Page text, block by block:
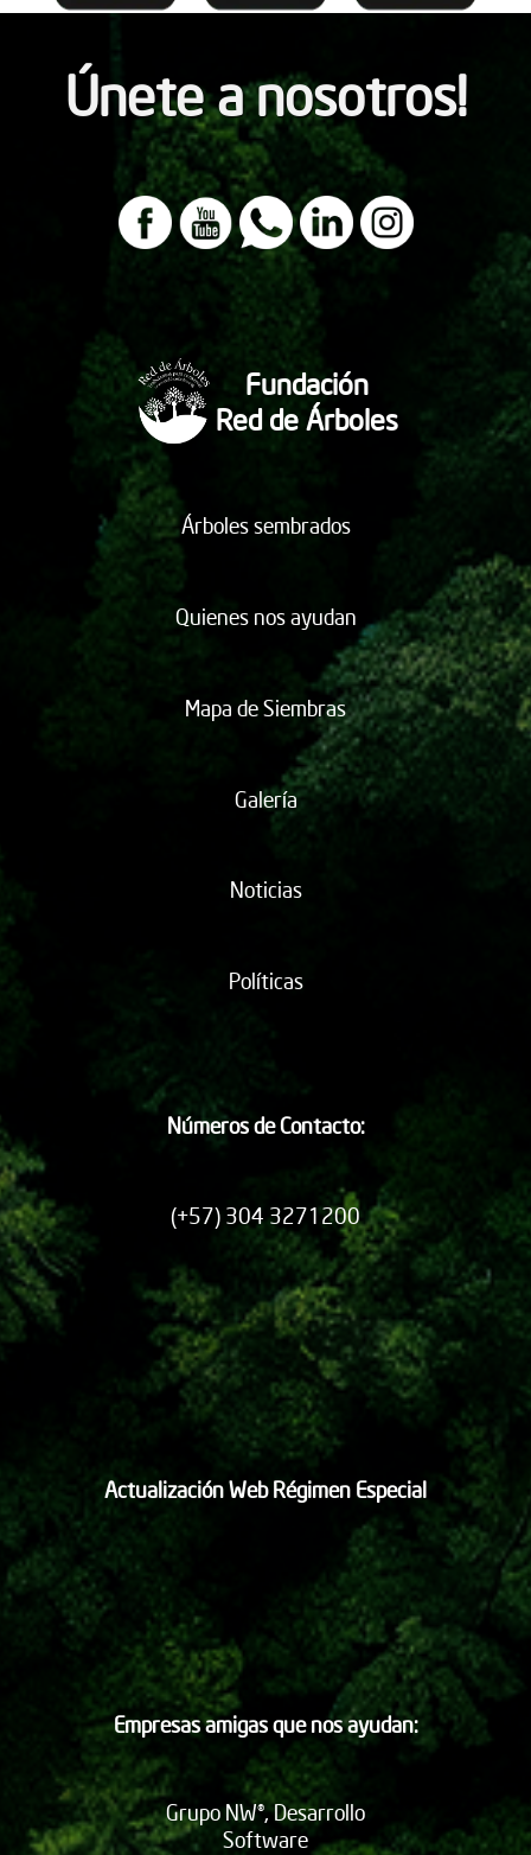
Únete a nosotros!
Fundación
Red de Árboles
Árboles sembrados
Quienes nos ayudan
Mapa de Siembras
Galería
Noticias
Políticas
Números de Contacto:
(+57) 304 3271200
Actualización Web Régimen Especial
Empresas amigas que nos ayudan:
Grupo NW®, Desarrollo
Software